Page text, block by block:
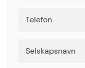
Telefon
Selskapsnavn